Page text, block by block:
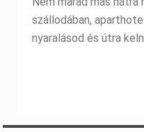
szállodában,
nyaralásod és útra